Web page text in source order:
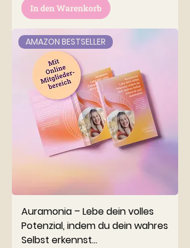
In den Warenkorb
AMAZON BESTSELLER
Auramonia – Lebe dein volles
Potenzial, indem du dein wahres
Selbst erkennst...